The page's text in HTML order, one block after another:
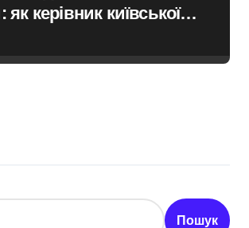
керівник київської
бюджетні кошти
Пошук